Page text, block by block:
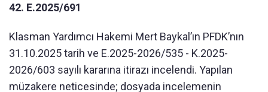
42. E.2025/691
Klasman Yardımcı Hakemi Mert Baykal’ın PFDK’nın
31.10.2025 tarih ve E.2025-2026/535 - K.2025-
2026/603 sayılı kararına itirazı incelendi. Yapılan
müzakere neticesinde; dosyada incelemenin